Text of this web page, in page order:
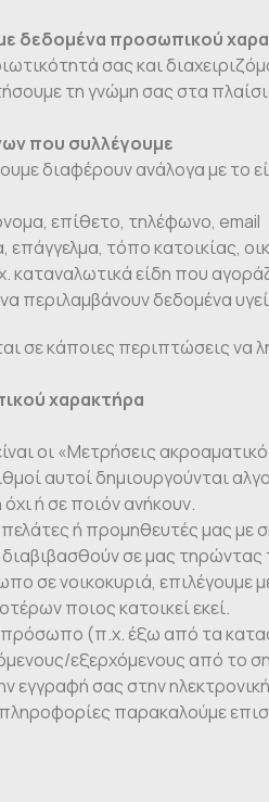
δεδομένα προσωπικού
σας και
τη γνώμη σας στα
που συλλέγουμε
διαφέρουν ανάλογα με το
επίθετο, τηλέφωνο, email
επάγγελμα, τόπο κατοικίας,
καταναλωτικά είδη που
περιλαμβάνουν δεδομένα
σε κάποιες περιπτώσεις
χαρακτήρα
οι «Μετρήσεις
αυτοί δημιουργούνται
ή σε ποιόν ανήκουν.
ή προμηθευτές μας με
διαβιβασθούν σε μας
σε νοικοκυριά, επιλέγουμε
ποιος κατοικεί εκεί.
(π.χ. έξω από τα
εξερχόμενους από το
εγγραφή σας στην
παρακαλούμε